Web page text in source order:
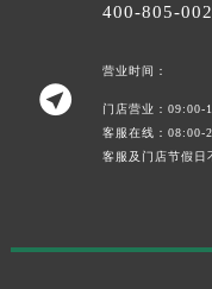
400-805-

营业时间：
门店营业：09:00-
客服在线：08:00-
客服及门店节假日